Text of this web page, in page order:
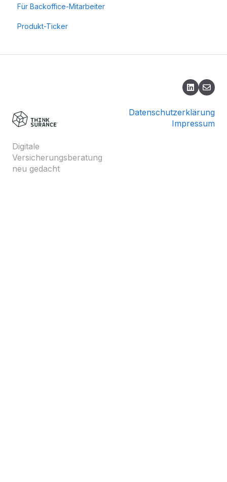
Betriebshaftpflicht
Cyber
Gebäudeversicherung für Gewerbeimmobilien
Geschäftsinhalt
IT-Haftpflicht
Für Backoffice-Mitarbeiter
Produkt-Ticker
Digitale
Versicherungsberatung
neu gedacht
Datenschutzerklärung
Impressum